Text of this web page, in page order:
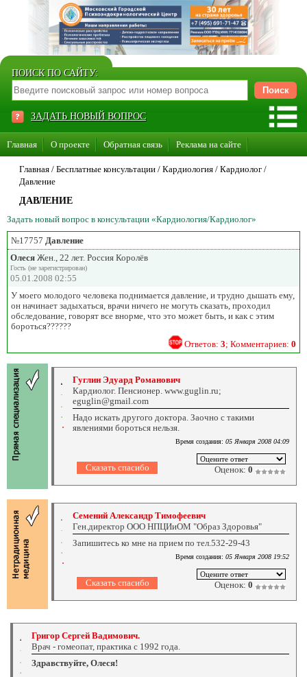
ПОИСК ПО САЙТУ:
ЗАДАТЬ НОВЫЙ ВОПРОС
Главная О проекте Обратная связь Реклама на сайте
Стать консультантом нашего сайта
Главная / Бесплатные консультации / Кардиология / Кардиолог /
Давление
ДАВЛЕНИЕ
Задать новый вопрос в консультации «Кардиология/Кардиолог»
№17757 Давление
Олеся Жен., 22 лет. Россия Королёв
Гость (не зарегистрирован)
05.01.2008 02:55
У моего молодого человека поднимается давление, и трудно дышать ему,
он начинает задыхаться, врачи ничего не могуть сказать, проходил
обследование, говорят все внорме, что это может быть, и как с этим
бороться??????
Ответов: 3; Комментариев: 0
Гуглин Эдуард Романович
Кардиолог. Пенсионер. www.guglin.ru;
eguglin@gmail.com
Надо искать другого доктора. Заочно с такими
явлениями бороться нельзя.
Время создания: 05 Января 2008 04:09
Оценок: 0
Семений Александр Тимофеевич
Ген.директор ООО НПЦИиОМ "Образ Здоровья"
Запишитесь ко мне на прием по тел.532-29-43
Время создания: 05 Января 2008 19:52
Оценок: 0
Григор Сергей Вадимович.
Врач - гомеопат, практика с 1992 года.
Здравствуйте, Олеся!